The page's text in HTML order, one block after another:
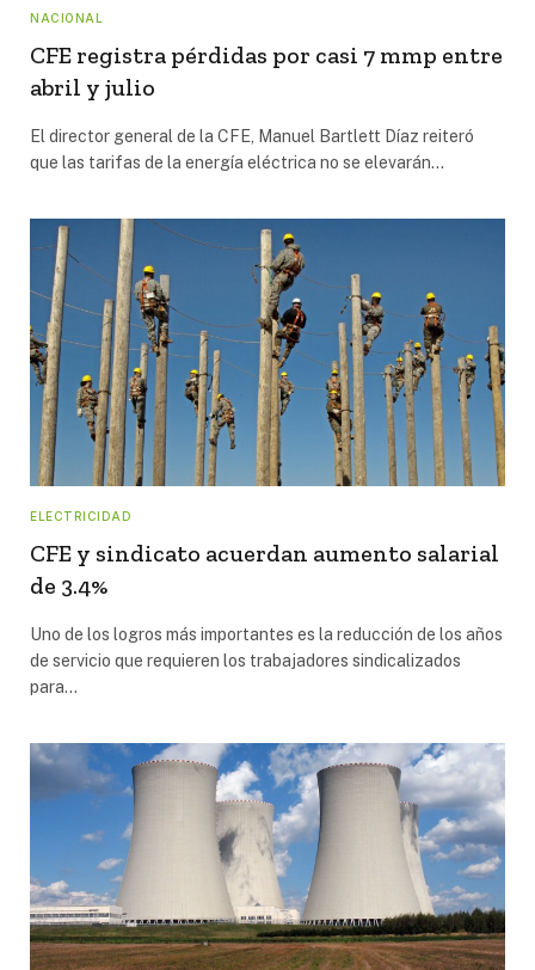
NACIONAL
CFE registra pérdidas por casi 7 mmp entre
abril y julio
El director general de la CFE, Manuel Bartlett Díaz reiteró
que las tarifas de la energía eléctrica no se elevarán…
ELECTRICIDAD
CFE y sindicato acuerdan aumento salarial
de 3.4%
Uno de los logros más importantes es la reducción de los años
de servicio que requieren los trabajadores sindicalizados
para…